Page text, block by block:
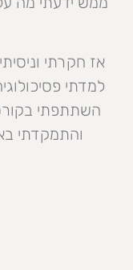
אז חקרתי
למדתי
השתתפתי
והתמקדתי